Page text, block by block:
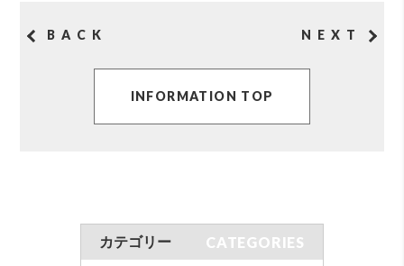
BACK NEXT
INFORMATION TOP
カテゴリー CATEGORIES